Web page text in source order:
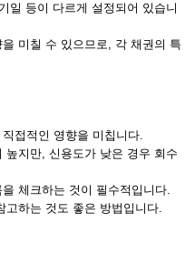
일 등이 다르게 설정되어 있습니
미칠 수 있으므로, 각 채권의 특
접적인 영향을 미칩니다.
지만, 신용도가 낮은 경우 회수
체크하는 것이 필수적입니다.
고하는 것도 좋은 방법입니다.